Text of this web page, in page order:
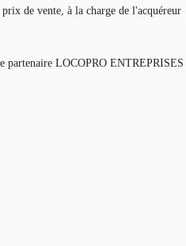
de vente, à la charge de l'acquéreur
partenaire LOCOPRO ENTREPRISES